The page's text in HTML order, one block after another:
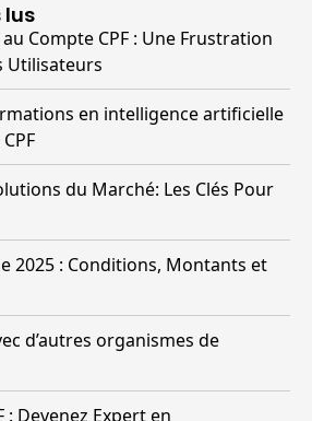
lus
au Compte CPF : Une Frustration
Utilisateurs
en intelligence artificielle
du Marché: Les Clés Pour
2025 : Conditions, Montants et
d’autres organismes de
: Devenez Expert en